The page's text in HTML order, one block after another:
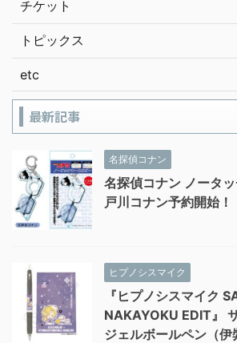
チケット
トピックス
etc
最新記事
名探偵コナン
名探偵コナン ノータ
戸川コナン予約開始！
ヒプノシスマイク
『ヒプノシスマイク
NAKAYOKU EDIT』
ジェルボールペン（